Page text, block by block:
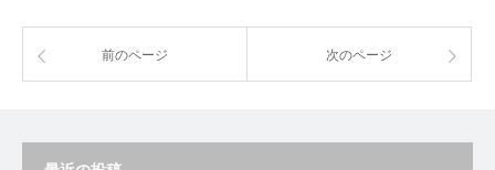
前のページ 次のページ